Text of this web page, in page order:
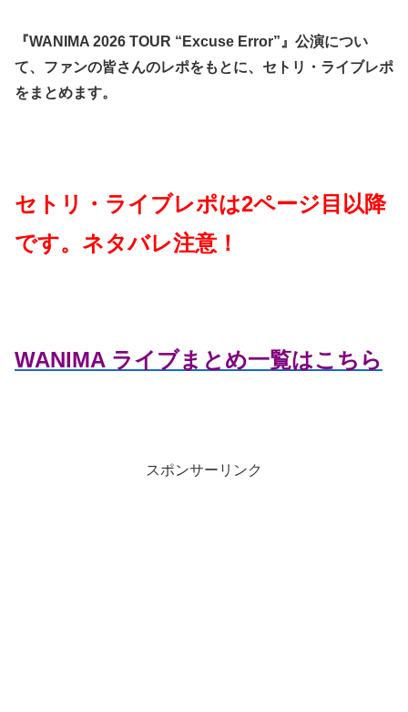
『WANIMA 2026 TOUR “Excuse Error”』公演につい
て、ファンの皆さんのレポをもとに、セトリ・ライブレポ
をまとめます。
セトリ・ライブレポは2ページ目以降
です。ネタバレ注意！
WANIMA ライブまとめ一覧はこちら
スポンサーリンク